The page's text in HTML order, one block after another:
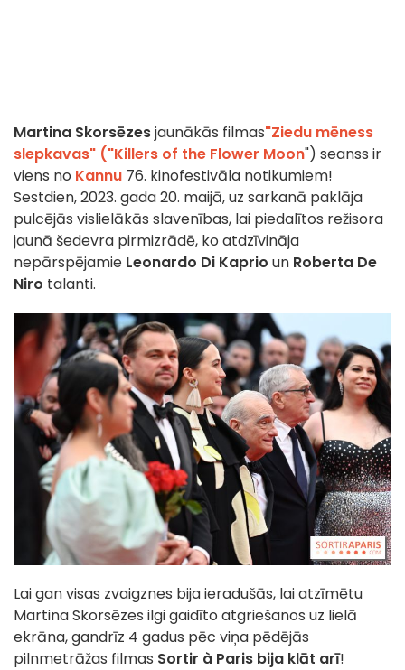
Martina Skorsēzesjaunākās filmas"Ziedu mēness
slepkavas" ("Killers of the Flower Moon") seanss ir
viens no Kannu 76. kinofestivāla notikumiem!
Sestdien, 2023. gada 20. maijā, uz sarkanā paklāja
pulcējās vislielākās slavenības, lai piedalītos režisora
jaunā šedevra pirmizrādē, ko atdzīvināja
nepārspējamie Leonardo Di Kaprio un Roberta De
Niro talanti.
Lai gan visas zvaigznes bija ieradušās, lai atzīmētu
Martina Skorsēzes ilgi gaidīto atgriešanos uz lielā
ekrāna, gandrīz 4 gadus pēc viņa pēdējās
pilnmetrāžas filmas Sortir à Paris bija klāt arī!